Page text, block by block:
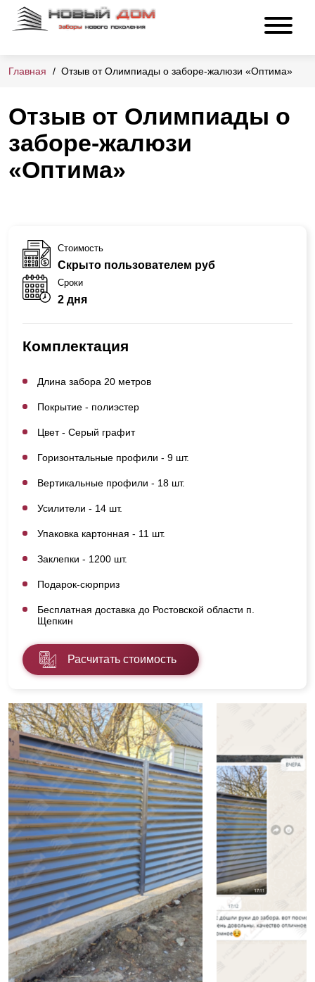
Главная Отзыв от Олимпиады о заборе-жалюзи «Оптима»
Отзыв от Олимпиады о
заборе-жалюзи
«Оптима»
Стоимость
Скрыто пользователем руб
Сроки
2 дня
Комплектация
Длина забора 20 метров
Покрытие - полиэстер
Цвет - Серый графит
Горизонтальные профили - 9 шт.
Вертикальные профили - 18 шт.
Усилители - 14 шт.
Упаковка картонная - 11 шт.
Заклепки - 1200 шт.
Подарок-сюрприз
Бесплатная доставка до Ростовской области п.
Щепкин
Расчитать стоимость